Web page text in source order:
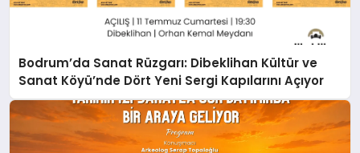
Bodrum’da Sanat Rüzgarı: Dibeklihan Kültür ve
Sanat Köyü’nde Dört Yeni Sergi Kapılarını Açıyor